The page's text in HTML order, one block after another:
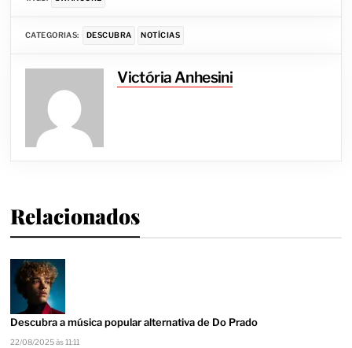
CATEGORIAS: DESCUBRA NOTÍCIAS
Victória Anhesini
Relacionados
Descubra a música popular alternativa de Do Prado
22/08/2025 às 11:11